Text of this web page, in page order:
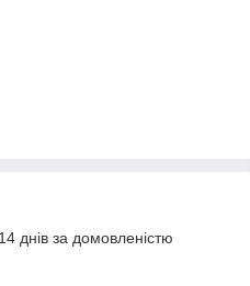
днів за домовленістю